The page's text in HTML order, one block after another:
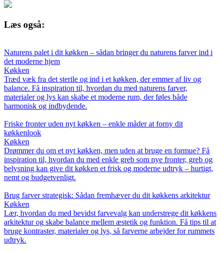
Læs også:
Naturens palet i dit køkken – sådan bringer du naturens farver ind i
det moderne hjem
Køkken
Træd væk fra det sterile og ind i et køkken, der emmer af liv og
balance. Få inspiration til, hvordan du med naturens farver,
materialer og lys kan skabe et moderne rum, der føles både
harmonisk og indbydende.
Friske fronter uden nyt køkken – enkle måder at forny dit
køkkenlook
Køkken
Drømmer du om et nyt køkken, men uden at bruge en formue? Få
inspiration til, hvordan du med enkle greb som nye fronter, greb og
belysning kan give dit køkken et frisk og moderne udtryk – hurtigt,
nemt og budgetvenligt.
Brug farver strategisk: Sådan fremhæver du dit køkkens arkitektur
Køkken
Lær, hvordan du med bevidst farvevalg kan understrege dit køkkens
arkitektur og skabe balance mellem æstetik og funktion. Få tips til at
bruge kontraster, materialer og lys, så farverne arbejder for rummets
udtryk.